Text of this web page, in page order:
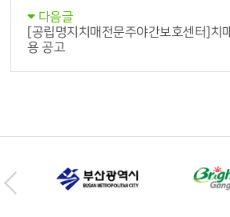
다음글
[공립명지치매전문주야간보호센터]치
용 공고